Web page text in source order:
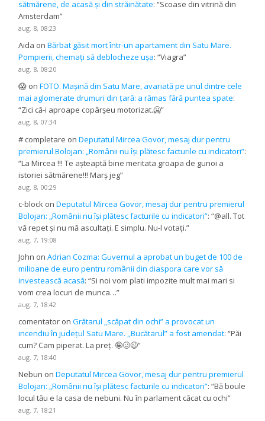
sătmărene, de acasă și din străinătate: “Scoase din vitrină din
Amsterdam”
aug. 8, 08:23
Aida onBărbat găsit mort într-un apartament din Satu Mare.
Pompierii, chemați să deblocheze ușa: “Viagra”
aug. 8, 08:20
😱 onFOTO. Mașină din Satu Mare, avariată pe unul dintre cele
mai aglomerate drumuri din țară: a rămas fără puntea spate:
“Zici că-i aproape copârșeu motorizat.🥶”
aug. 8, 07:34
# completare onDeputatul Mircea Govor, mesaj dur pentru
premierul Bolojan: „Românii nu își plătesc facturile cu indicatori”:
“La Mircea !!! Te așteaptă bine meritata groapa de gunoi a
istoriei sătmărene!!! Marș jeg”
aug. 8, 00:29
c-block onDeputatul Mircea Govor, mesaj dur pentru premierul
Bolojan: „Românii nu își plătesc facturile cu indicatori”: “@all. Tot
vă repet și nu mă ascultați. E simplu. Nu-l votați.”
aug. 7, 19:08
John onAdrian Cozma: Guvernul a aprobat un buget de 100 de
milioane de euro pentru românii din diaspora care vor să
investească acasă: “Si noi vom plati impozite mult mai mari si
vom crea locuri de munca…”
aug. 7, 18:42
comentator onGrătarul „scăpat din ochi” a provocat un
incendiu în județul Satu Mare. ,,Bucătarul” a fost amendat: “Păi
cum? Cam piperat. La preț. 🤪🥴😉”
aug. 7, 18:40
Nebun onDeputatul Mircea Govor, mesaj dur pentru premierul
Bolojan: „Românii nu își plătesc facturile cu indicatori”: “Bă boule
locul tău e la casa de nebuni. Nu în parlament căcat cu ochi”
aug. 7, 18:21